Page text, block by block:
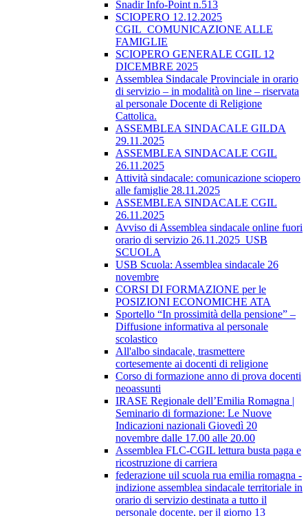
Snadir Info-Point n.513
SCIOPERO 12.12.2025
CGIL_COMUNICAZIONE ALLE
FAMIGLIE
SCIOPERO GENERALE CGIL 12
DICEMBRE 2025
Assemblea Sindacale Provinciale in orario
di servizio – in modalità on line – riservata
al personale Docente di Religione
Cattolica.
ASSEMBLEA SINDACALE GILDA
29.11.2025
ASSEMBLEA SINDACALE CGIL
26.11.2025
Attività sindacale: comunicazione sciopero
alle famiglie 28.11.2025
ASSEMBLEA SINDACALE CGIL
26.11.2025
Avviso di Assemblea sindacale online fuori
orario di servizio 26.11.2025_USB
SCUOLA
USB Scuola: Assemblea sindacale 26
novembre
CORSI DI FORMAZIONE per le
POSIZIONI ECONOMICHE ATA
Sportello “In prossimità della pensione” –
Diffusione informativa al personale
scolastico
All'albo sindacale, trasmettere
cortesemente ai docenti di religione
Corso di formazione anno di prova docenti
neoassunti
IRASE Regionale dell’Emilia Romagna |
Seminario di formazione: Le Nuove
Indicazioni nazionali Giovedì 20
novembre dalle 17.00 alle 20.00
Assemblea FLC-CGIL lettura busta paga e
ricostruzione di carriera
federazione uil scuola rua emilia romagna -
indizione assemblea sindacale territoriale in
orario di servizio destinata a tutto il
personale docente, per il giorno 13